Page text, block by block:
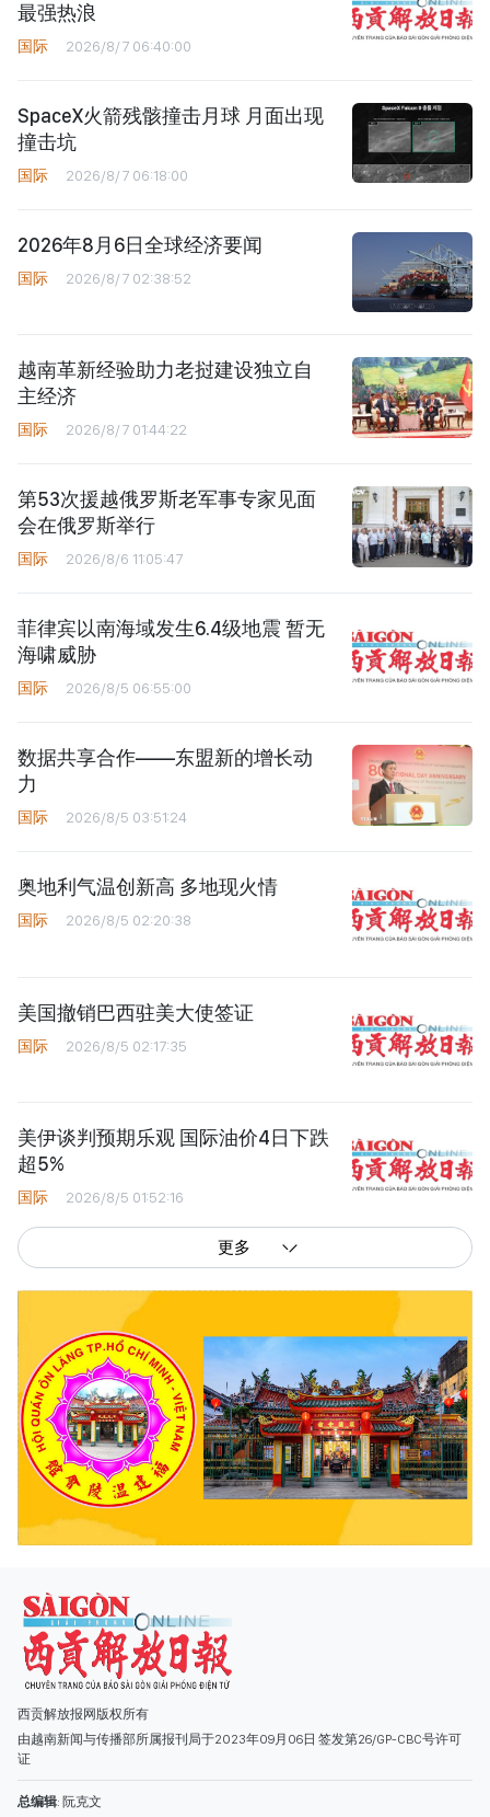
最强热浪
国际 2026/8/7 06:40:00
SpaceX火箭残骸撞击月球 月面出现
撞击坑
国际 2026/8/7 06:18:00
2026年8月6日全球经济要闻
国际 2026/8/7 02:38:52
越南革新经验助力老挝建设独立自
主经济
国际 2026/8/7 01:44:22
第53次援越俄罗斯老军事专家见面
会在俄罗斯举行
国际 2026/8/6 11:05:47
菲律宾以南海域发生6.4级地震 暂无
海啸威胁
国际 2026/8/5 06:55:00
数据共享合作——东盟新的增长动
力
国际 2026/8/5 03:51:24
奥地利气温创新高 多地现火情
国际 2026/8/5 02:20:38
美国撤销巴西驻美大使签证
国际 2026/8/5 02:17:35
美伊谈判预期乐观 国际油价4日下跌
超5%
国际 2026/8/5 01:52:16
更多
西贡解放报网版权所有
由越南新闻与传播部所属报刊局于2023年09月06日 签发第26/GP-CBC号许可
证
总编辑: 阮克文